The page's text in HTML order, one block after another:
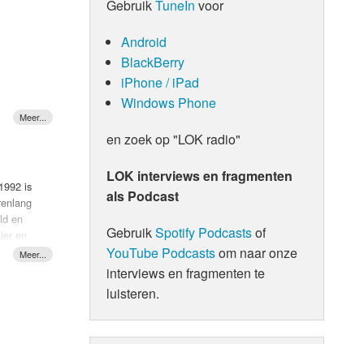
mee
is
en
en
dropt
is
GebruikTuneIn voor
Android
BlackBerry
iPhone / iPad
Windows Phone
en zoek op "LOK radio"
LOK interviews en fragmenten
als Podcast
GebruikSpotify Podcastsof
YouTube Podcastsom naar onze
interviews en fragmenten te
luisteren.